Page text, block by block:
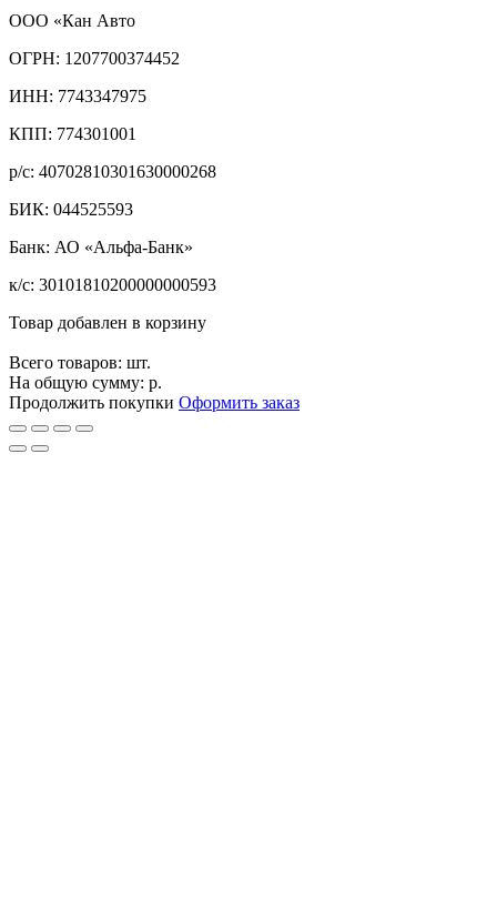
ООО «Кан Авто
ОГРН: 1207700374452
ИНН: 7743347975
КПП: 774301001
р/с: 40702810301630000268
БИК: 044525593
Банк: АО «Альфа-Банк»
к/с: 30101810200000000593
Товар добавлен в корзину
Всего товаров: шт.
На общую сумму: р.
Продолжить покупки Оформить заказ